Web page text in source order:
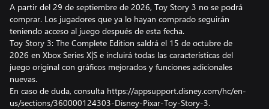
A partir del 29 de septiembre de 2026, Toy Story 3 no se podrá
comprar. Los jugadores que ya lo hayan comprado seguirán
teniendo acceso al juego después de esta fecha.
Toy Story 3: The Complete Edition saldrá el 15 de octubre de
2026 en Xbox Series X|S e incluirá todas las características del
juego original con gráficos mejorados y funciones adicionales
nuevas.
En caso de duda, consulta https://appsupport.disney.com/hc/en-
us/sections/360000124303-Disney-Pixar-Toy-Story-3.